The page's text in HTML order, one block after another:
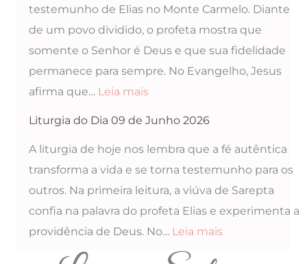
11
de
Junho
2026
testemunho de Elias no Monte Carmelo. Diante
de um povo dividido, o profeta mostra que
somente o Senhor é Deus e que sua fidelidade
permanece para sempre. No Evangelho, Jesus
afirma que… Leia mais:
Dia
10
de
Junho
2026
Liturgia do Dia 09 de Junho 2026
A liturgia de hoje nos lembra que a fé autêntica
transforma a vida e se torna testemunho para os
outros. Na primeira leitura, a viúva de Sarepta
confia na palavra do profeta Elias e experimenta a
providência de Deus. No… Leia mais: